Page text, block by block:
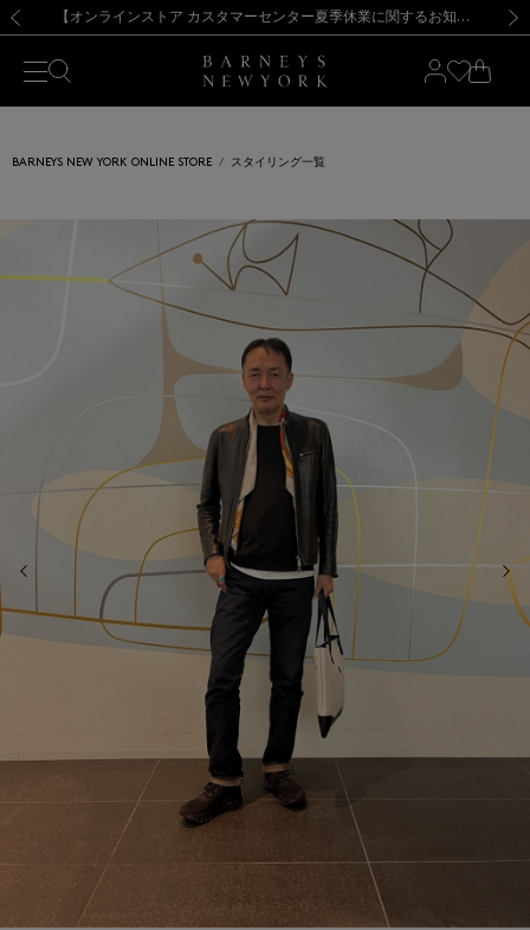
新規登録のお客様も対象！＜MY BARNEYS＞会員のお客様は11,000円（税込）以上のお買上げで常時送料無料！お買い物の際は会員登録を！
【夏季休業に伴う出荷一時停止のお知らせ】(2026.8.7) 【オンラインストア カスタマーセンター夏季休業に関するお知らせ】（2026.8.7）
【夏季休業に伴う返品・交換承り一時停止のお知らせ】（2026.8.5）
熊本県を中心とした地震の影響によるお荷物のお届けについて
【開催中】SUMMER SALEのご案内・ご注意事項 新規登録のお客様も対象！＜MY BARNEYS＞会員のお客様は11,000円（税込）以上のお買上げで常時送料無料！お買い物の際は会員登録を！
【夏季休業に伴う出荷一時停止のお知らせ】(2026.8.7)
BARNEYS NEW YORK ONLINE STORE スタイリング一覧
次